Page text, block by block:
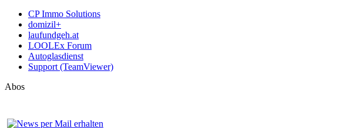
CP Immo Solutions
domizil+
laufundgeh.at
LOOLEx Forum
Autoglasdienst
Support (TeamViewer)
Abos